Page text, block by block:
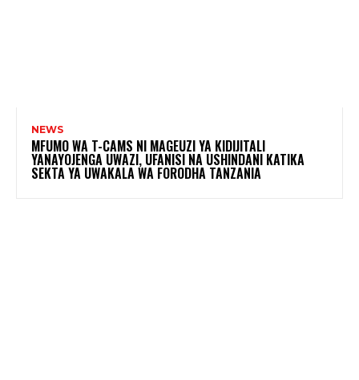
NEWS
MFUMO WA T-CAMS NI MAGEUZI YA KIDIJITALI
YANAYOJENGA UWAZI, UFANISI NA USHINDANI KATIKA
SEKTA YA UWAKALA WA FORODHA TANZANIA